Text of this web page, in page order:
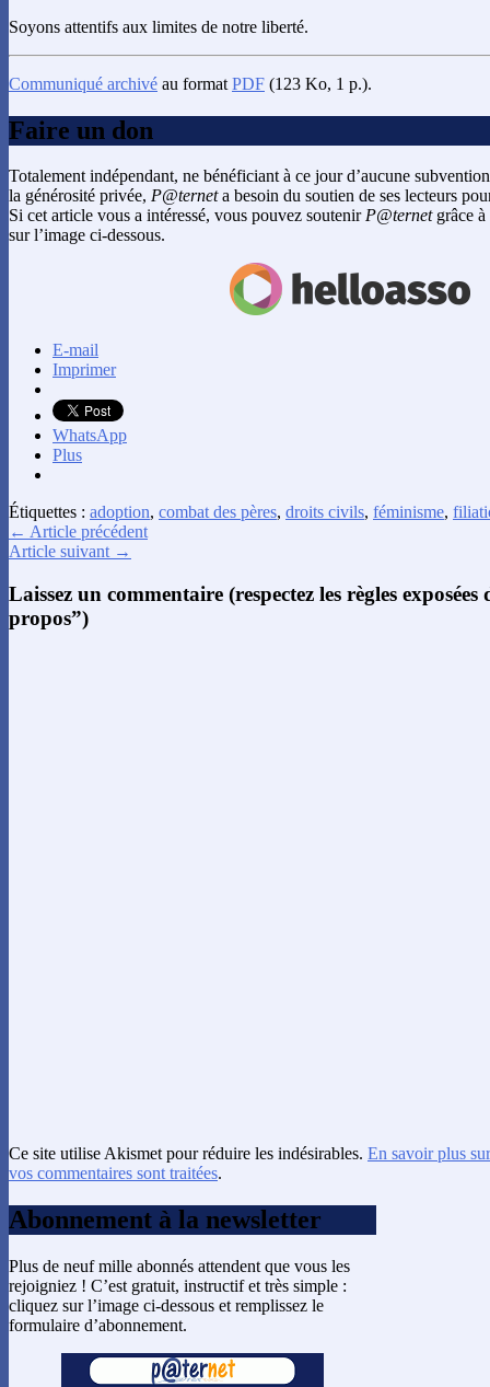
Soyons attentifs aux limites de notre liberté.
Communiqué archivé au format PDF (123 Ko, 1 p.).
Faire un don
Totalement indépendant, ne bénéficiant à ce jour d’aucune
la générosité privée, P@terneta besoin du soutien de ses lecteurs
Si cet article vous a intéressé, vous pouvez soutenirP@ternetgrâce à
sur l’image ci-dessous.
E-mail
Imprimer
WhatsApp
Plus
Étiquettes : adoption, combat des pères, droits civils, féminisme,
← Article précédent
Article suivant →
Laissez un commentaire (respectez les règles
propos”)
Ce site utilise Akismet pour réduire les indésirables. En savoir plus
vos commentaires sont traitées.
Abonnement à la newsletter
Plus de neuf mille abonnés attendent que vous les
rejoigniez ! C’est gratuit, instructif et très simple :
cliquez sur l’image ci-dessous et remplissez le
formulaire d’abonnement.